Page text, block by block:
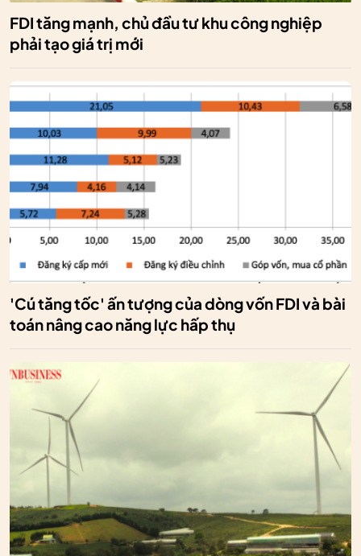
FDI tăng mạnh, chủ đầu tư khu công nghiệp
phải tạo giá trị mới
'Cú tăng tốc' ấn tượng của dòng vốn FDI và bài
toán nâng cao năng lực hấp thụ